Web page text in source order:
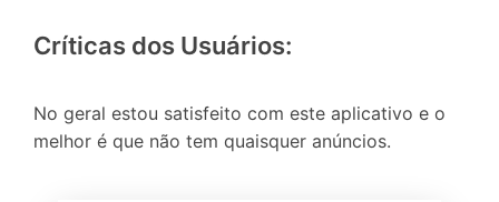
Críticas dos Usuários:
No geral estou satisfeito com este aplicativo e o
melhor é que não tem quaisquer anúncios.